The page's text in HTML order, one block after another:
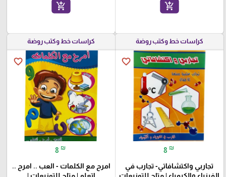
add_shopping_cart
add_shopping_cart
كراسات خط وكتب روضة
favorite_border
8 ₪
تجاربي واكتشافاتي- تجارب في
الفيزياء والكيمياء | متاح للتوزيعات
كراسات خط وكتب روضة
favorite_border
8 ₪
امرح مع الكلمات - العب .. امرح ..
اتعلم | متاح للتوزيعات |